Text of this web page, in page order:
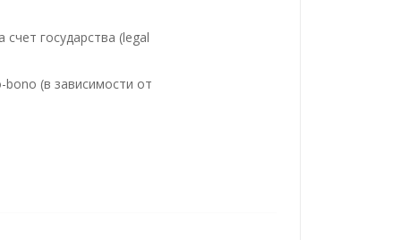
государства (legal
bono (в зависимости от